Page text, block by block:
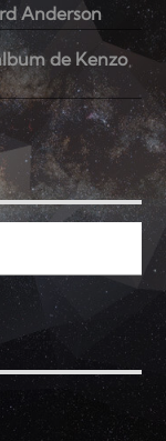
Anderson
de Kenzo